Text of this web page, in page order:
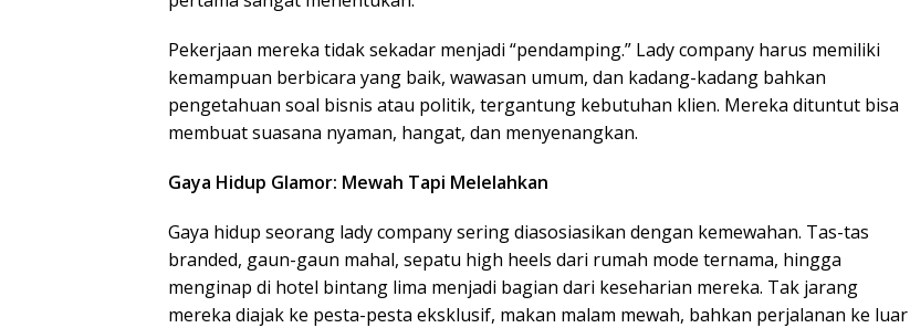
Pekerjaan mereka tidak sekadar menjadi “pendamping.” Lady company harus memiliki
kemampuan berbicara yang baik, wawasan umum, dan kadang-kadang bahkan
pengetahuan soal bisnis atau politik, tergantung kebutuhan klien. Mereka dituntut bisa
membuat suasana nyaman, hangat, dan menyenangkan.
Gaya Hidup Glamor: Mewah Tapi Melelahkan
Gaya hidup seorang lady company sering diasosiasikan dengan kemewahan. Tas-tas
branded, gaun-gaun mahal, sepatu high heels dari rumah mode ternama, hingga
menginap di hotel bintang lima menjadi bagian dari keseharian mereka. Tak jarang
mereka diajak ke pesta-pesta eksklusif, makan malam mewah, bahkan perjalanan ke luar